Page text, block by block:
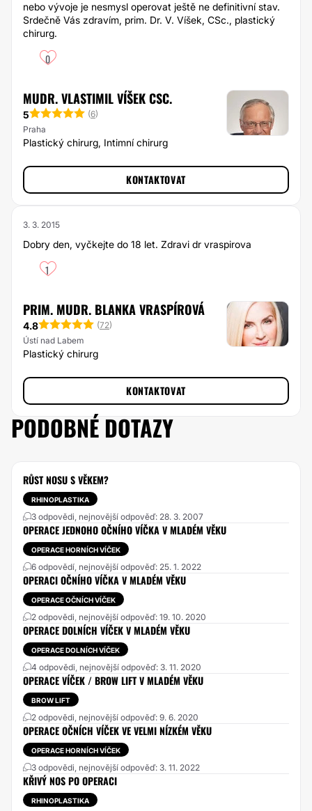
nebo vývoje je nesmysl operovat ještě ne definitivní stav.
Srdečně Vás zdravím, prim. Dr. V. Víšek, CSc., plastický
chirurg.
0
MUDR. VLASTIMIL VÍŠEK CSC.
5 (6)
Praha
Plastický chirurg, Intimní chirurg
KONTAKTOVAT
3. 3. 2015
Dobry den, vyčkejte do 18 let. Zdravi dr vraspirova
1
PRIM. MUDR. BLANKA VRASPÍROVÁ
4.8 (72)
Ústí nad Labem
Plastický chirurg
KONTAKTOVAT
PODOBNÉ DOTAZY
RŮST NOSU S VĚKEM?
RHINOPLASTIKA
3 odpovědi, nejnovější odpověď: 28. 3. 2007
OPERACE JEDNOHO OČNÍHO VÍČKA V MLADÉM VĚKU
OPERACE HORNÍCH VÍČEK
6 odpovědí, nejnovější odpověď: 25. 1. 2022
OPERACI OČNÍHO VÍČKA V MLADÉM VĚKU
OPERACE OČNÍCH VÍČEK
2 odpovědi, nejnovější odpověď: 19. 10. 2020
OPERACE DOLNÍCH VÍČEK V MLADÉM VĚKU
OPERACE DOLNÍCH VÍČEK
4 odpovědi, nejnovější odpověď: 3. 11. 2020
OPERACE VÍČEK / BROW LIFT V MLADÉM VĚKU
BROW LIFT
2 odpovědi, nejnovější odpověď: 9. 6. 2020
OPERACE OČNÍCH VÍČEK VE VELMI NÍZKÉM VĚKU
OPERACE HORNÍCH VÍČEK
3 odpovědi, nejnovější odpověď: 3. 11. 2022
KŘIVÝ NOS PO OPERACI
RHINOPLASTIKA